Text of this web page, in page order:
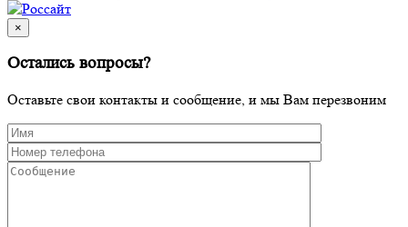
×
Остались вопросы?
Оставьте свои контакты и сообщение, и мы Вам перезвоним